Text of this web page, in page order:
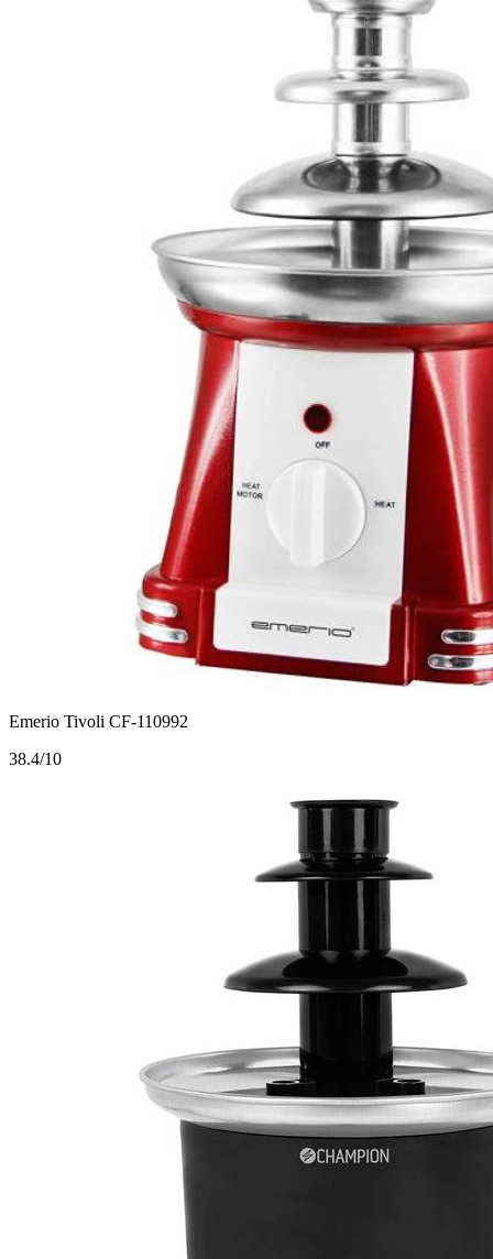
Emerio Tivoli CF-110992
38.4/10